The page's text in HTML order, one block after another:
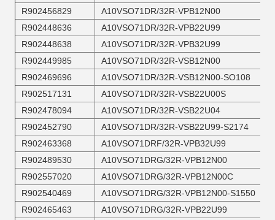
R902456829
A10VSO71DR/32R-VPB12N00
R902448636
A10VSO71DR/32R-VPB22U99
R902448638
A10VSO71DR/32R-VPB32U99
R902449985
A10VSO71DR/32R-VSB12N00
R902469696
A10VSO71DR/32R-VSB12N00-SO108
R902517131
A10VSO71DR/32R-VSB22U00S
R902478094
A10VSO71DR/32R-VSB22U04
R902452790
A10VSO71DR/32R-VSB22U99-S2174
R902463368
A10VSO71DRF/32R-VPB32U99
R902489530
A10VSO71DRG/32R-VPB12N00
R902557020
A10VSO71DRG/32R-VPB12N00C
R902540469
A10VSO71DRG/32R-VPB12N00-S1550
R902465463
A10VSO71DRG/32R-VPB22U99